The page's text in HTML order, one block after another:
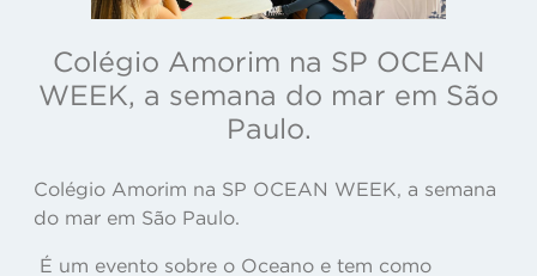
Colégio Amorim na SP OCEAN
WEEK, a semana do mar em São
Paulo.
Colégio Amorim na SP OCEAN WEEK, a semana
do mar em São Paulo.
É um evento sobre o Oceano e tem como